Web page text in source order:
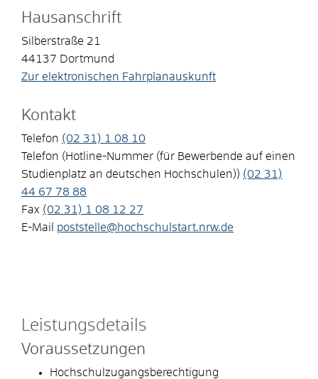
Hausanschrift
Silberstraße 21
44137 Dortmund
Zur elektronischen Fahrplanauskunft
Kontakt
Telefon (02 31) 1 08 10
Telefon (Hotline-Nummer (für Bewerbende auf einen
Studienplatz an deutschen Hochschulen)) (02 31)
44 67 78 88
Fax (02 31) 1 08 12 27
E-Mail
poststelle@hochschulstart.nrw.de
Leistungsdetails
Voraussetzungen
Hochschulzugangsberechtigung